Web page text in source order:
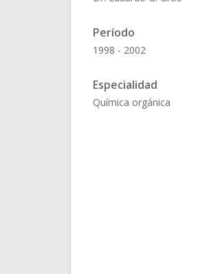
Período
1998 - 2002
Especialidad
Química orgánica